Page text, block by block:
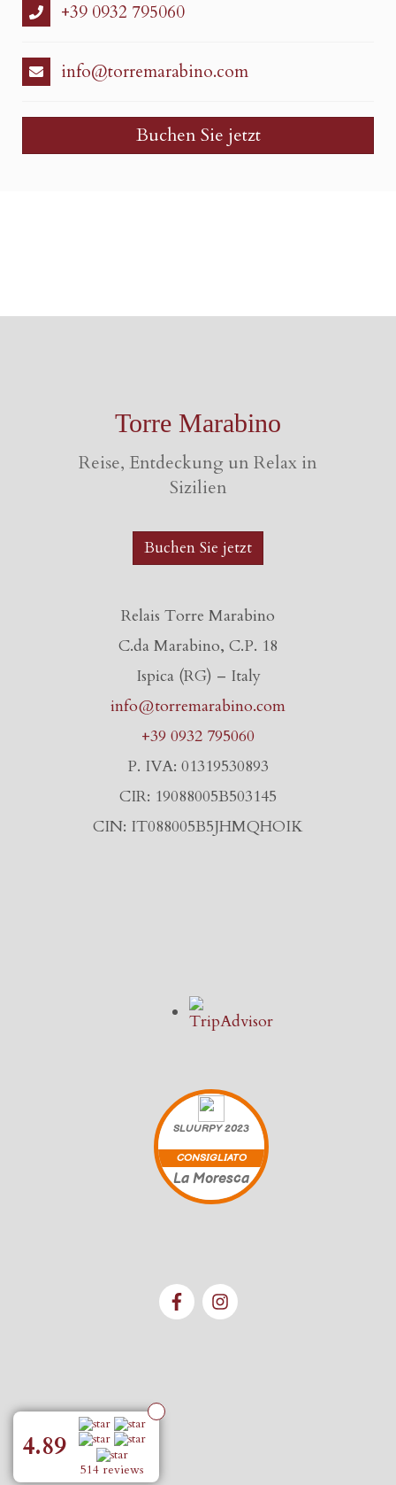
+39 0932 795060
info@torremarabino.com
Buchen Sie jetzt
Torre Marabino
Reise, Entdeckung un Relax in
Sizilien
Buchen Sie jetzt
Relais Torre Marabino
C.da Marabino, C.P. 18
Ispica (RG) – Italy
info@torremarabino.com
+39 0932 795060
P. IVA: 01319530893
CIR: 19088005B503145
CIN: IT088005B5JHMQHOIK
SLUURPY2023
CONSIGLIATO
La Moresca
4.89
514 reviews